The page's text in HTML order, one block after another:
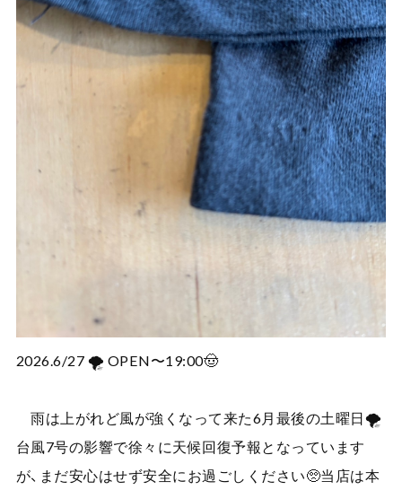
2026.6/27 🌪️ OPEN〜19:00🤠
雨は上がれど風が強くなって来た6月最後の土曜日🌪️
台風7号の影響で徐々に天候回復予報となっています
が、まだ安心はせず安全にお過ごしください🥺当店は本